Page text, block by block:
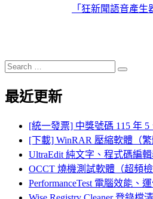
「狂新聞語音產生
Search
for:
Search
最近更新
[統一發票] 中獎號碼 115 年 5
[下載] WinRAR 壓縮軟體（繁
UltraEdit 純文字、程式碼編
OCCT 燒機測試軟體（超頻檢
PerformanceTest 電腦效能、